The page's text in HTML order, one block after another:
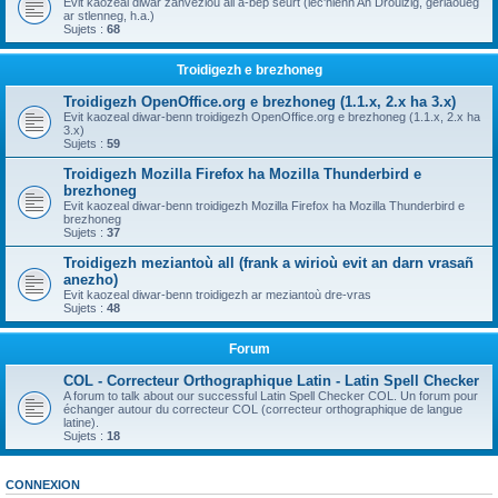
ar stlenneg, h.a.)
Sujets : 68
Troidigezh e brezhoneg
Troidigezh OpenOffice.org e brezhoneg (1.1.x, 2.x ha 3.x)
Evit kaozeal diwar-benn troidigezh OpenOffice.org e brezhoneg (1.1.x, 2.x ha
3.x)
Sujets : 59
Troidigezh Mozilla Firefox ha Mozilla Thunderbird e
brezhoneg
Evit kaozeal diwar-benn troidigezh Mozilla Firefox ha Mozilla Thunderbird e
brezhoneg
Sujets : 37
Troidigezh meziantoù all (frank a wirioù evit an darn vrasañ
anezho)
Evit kaozeal diwar-benn troidigezh ar meziantoù dre-vras
Sujets : 48
Forum
COL - Correcteur Orthographique Latin - Latin Spell Checker
A forum to talk about our successful Latin Spell Checker COL. Un forum pour
échanger autour du correcteur COL (correcteur orthographique de langue
latine).
Sujets : 18
CONNEXION